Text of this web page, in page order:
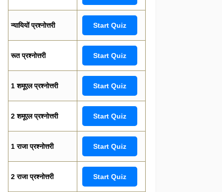
न्यायियों प्रश्नोत्तरी Start Quiz
रूत प्रश्नोत्तरी Start Quiz
1 शमूएल प्रश्नोत्तरी Start Quiz
2 शमूएल प्रश्नोत्तरी Start Quiz
1 राजा प्रश्नोत्तरी Start Quiz
2 राजा प्रश्नोत्तरी Start Quiz